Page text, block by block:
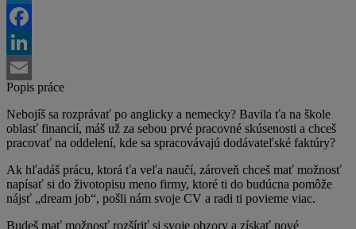
Twitter
Facebook
LinkedIn
Email
Popis práce
Nebojíš sa rozprávať po anglicky a nemecky? Bavila ťa na škole
oblasť financií, máš už za sebou prvé pracovné skúsenosti a chceš
pracovať na oddelení, kde sa spracovávajú dodávateľské faktúry?
Ak hľadáš prácu, ktorá ťa veľa naučí, zároveň chceš mať možnosť
napísať si do životopisu meno firmy, ktoré ti do budúcna pomôže
nájsť „dream job“, pošli nám svoje CV a radi ti povieme viac.
Budeš mať možnosť rozšíriť si svoje obzory a získať nové